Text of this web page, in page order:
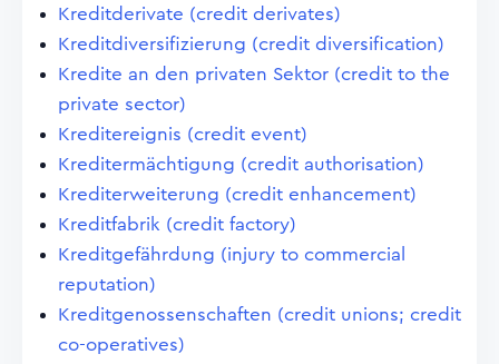
Kreditderivate (credit derivates)
Kreditdiversifizierung (credit diversification)
Kredite an den privaten Sektor (credit to the
private sector)
Kreditereignis (credit event)
Kreditermächtigung (credit authorisation)
Krediterweiterung (credit enhancement)
Kreditfabrik (credit factory)
Kreditgefährdung (injury to commercial
reputation)
Kreditgenossenschaften (credit unions; credit
co-operatives)